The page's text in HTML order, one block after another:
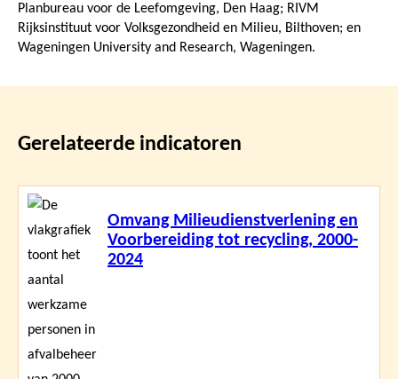
Planbureau voor de Leefomgeving, Den Haag; RIVM
Rijksinstituut voor Volksgezondheid en Milieu, Bilthoven; en
Wageningen University and Research, Wageningen.
Gerelateerde indicatoren
Omvang Milieudienstverlening en
Voorbereiding tot recycling, 2000-
2024
Lees
meer